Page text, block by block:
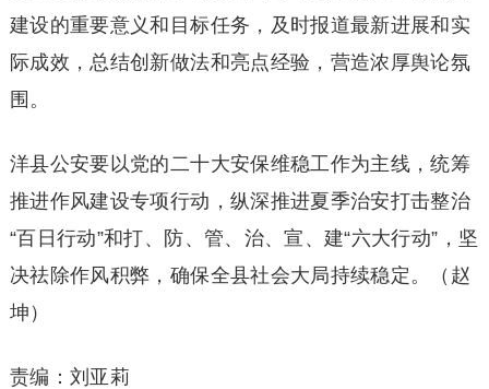
建设的重要意义和目标任务，及时报道最新进展和实
际成效，总结创新做法和亮点经验，营造浓厚舆论氛
围。
洋县公安要以党的二十大安保维稳工作为主线，统筹
推进作风建设专项行动，纵深推进夏季治安打击整治
“百日行动”和打、防、管、治、宣、建“六大行动”，坚
决祛除作风积弊，确保全县社会大局持续稳定。（赵
坤）
责编：刘亚莉